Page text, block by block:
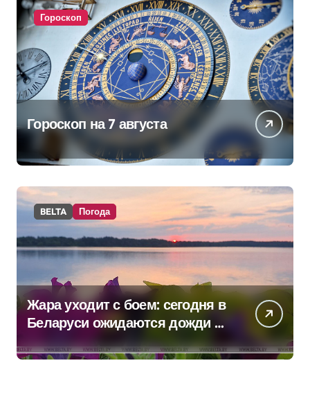
Гороскоп
Гороскоп на 7 августа
BELTA Погода
Жара уходит с боем: сегодня в
Беларуси ожидаются дожди и
грозы